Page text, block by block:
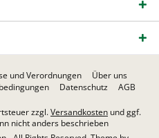
und Verordnungen
Über uns
Datenschutz AGB
zzgl.Versandkosten und ggf.
nicht anders beschrieben